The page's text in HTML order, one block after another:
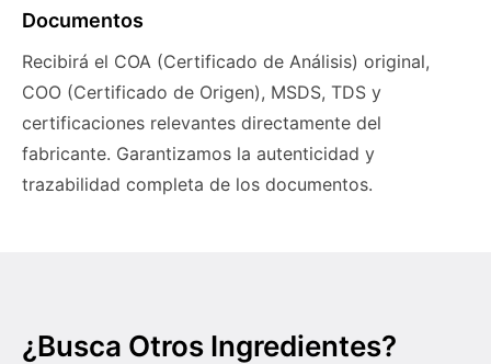
Documentos
Recibirá el COA (Certificado de Análisis) original,
COO (Certificado de Origen), MSDS, TDS y
certificaciones relevantes directamente del
fabricante. Garantizamos la autenticidad y
trazabilidad completa de los documentos.
¿Busca Otros Ingredientes?